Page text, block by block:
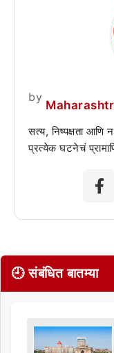
by
सत्य, निष्पक्षता आणि
प्रत्येक घटनेचं
🕘 संबंधित बातम्या